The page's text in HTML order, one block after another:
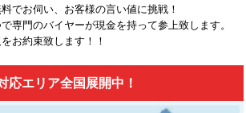
でお伺い、お客様の言い値に挑戦！
専門のバイヤーが現金を持って参上致します。
お約束致します！！
応エリア全国展開中！